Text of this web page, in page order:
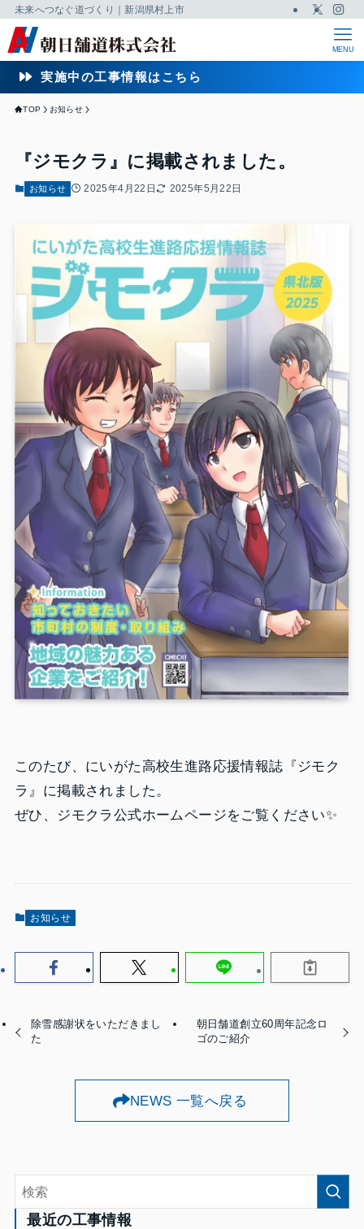
未来へつなぐ道づくり｜新潟県村上市
MENU
実施中の工事情報はこちら
TOP お知らせ
『ジモクラ』に掲載されました。
お知らせ 2025年4月22日 2025年5月22日
このたび、にいがた高校生進路応援情報誌『ジモク
ラ』に掲載されました。
ぜひ、ジモクラ公式ホームページをご覧ください✨
お知らせ
除雪感謝状をいただきまし
た
朝日舗道創立60周年記念ロ
ゴのご紹介
NEWS 一覧へ戻る
最近の工事情報